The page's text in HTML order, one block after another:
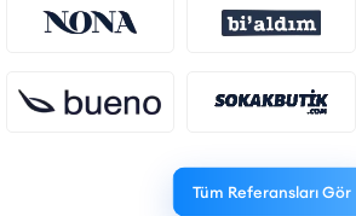
Tüm Referansları Gör